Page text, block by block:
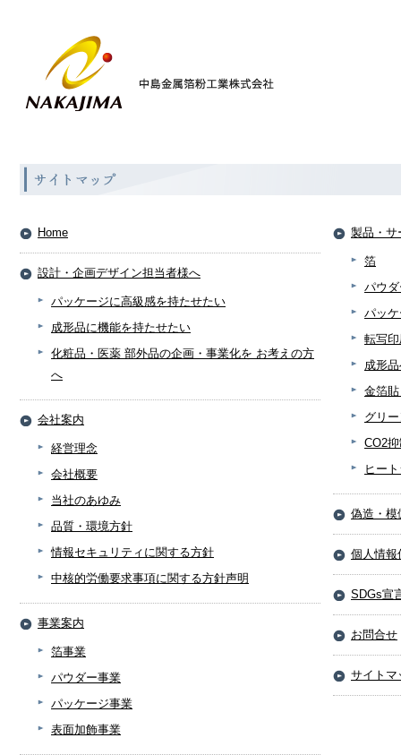
Home
設計・企画デザイン担当者様へ
パッケージに高級感を持たせたい
成形品に機能を持たせたい
化粧品・医薬 部外品の企画・事業化を お考えの方
へ
会社案内
経営理念
会社概要
当社のあゆみ
品質・環境方針
情報セキュリティに関する方針
中核的労働要求事項に関する方針声明
事業案内
箔事業
パウダー事業
パッケージ事業
表面加飾事業
製品・サ
箔
パウ
パッ
転写
成形
金箔
グリ
CO2
ヒー
偽造・模
個人情報
SDGs宣
お問合せ
サイトマ